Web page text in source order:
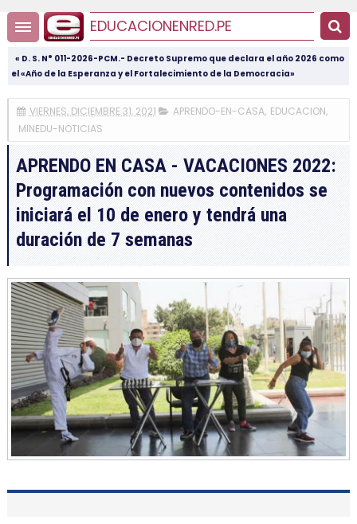
EDUCACIONENRED.PE
« D. S. N° 011-2026-PCM.- Decreto Supremo que declara el año 2026 como
el «Año de la Esperanza y el Fortalecimiento de la Democracia»
VIERNES, DICIEMBRE 31, 2021 APRENDO-EN-CASA, EDUCACION,
MINEDU-NOTICIAS
APRENDO EN CASA - VACACIONES 2022:
Programación con nuevos contenidos se
iniciará el 10 de enero y tendrá una
duración de 7 semanas